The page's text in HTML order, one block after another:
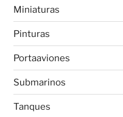
Miniaturas
Pinturas
Portaaviones
Submarinos
Tanques